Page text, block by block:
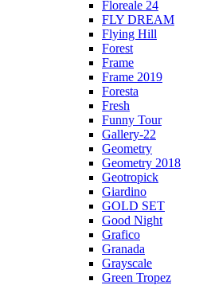
Floreale 24
FLY DREAM
Flying Hill
Forest
Frame
Frame 2019
Foresta
Fresh
Funny Tour
Gallery-22
Geometry
Geometry 2018
Geotropick
Giardino
GOLD SET
Good Night
Grafico
Granada
Grayscale
Green Tropez